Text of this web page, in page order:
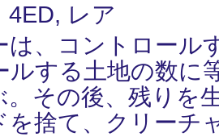
レア
は、コントロール
ルする土地の数に
。その後、残りを
を捨て、クリーチ